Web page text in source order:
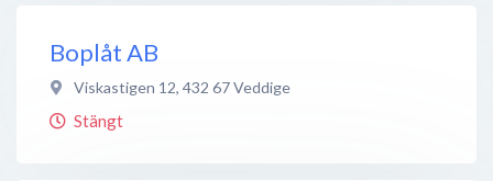
Boplåt AB
Viskastigen 12, 432 67Veddige
Stängt